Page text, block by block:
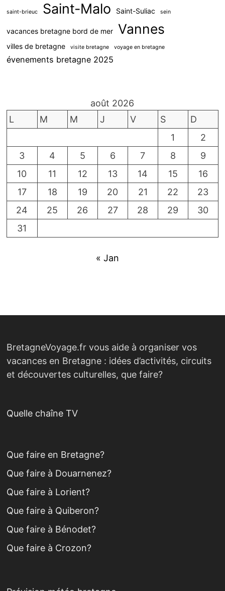
saint-brieuc Saint-Malo Saint-Suliac sein
vacances bretagne bord de mer Vannes
villes de bretagne visite bretagne voyage en bretagne
évenements bretagne 2025
août 2026
L
M M J V S
D
1
2
3
4 5 6 7 8
9
10
11 12 13 14 15
16
17
18 19 20 21 22
23
24
25 26 27 28 29
30
31
« Jan
BretagneVoyage.fr vous aide à organiser vos
vacances en Bretagne : idées d’activités, circuits
et découvertes culturelles, que faire?
Quelle chaîne TV
Que faire en Bretagne?
Que faire à Douarnenez?
Que faire à Lorient?
Que faire à Quiberon?
Que faire à Bénodet?
Que faire à Crozon?